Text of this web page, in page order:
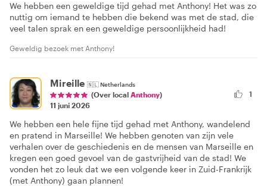
We hebben een geweldige tijd gehad met Anthony! Het was zo
nuttig om iemand te hebben die bekend was met de stad, die
veel talen sprak en een geweldige persoonlijkheid had!
Geweldig bezoek met Anthony!
Mireille 🇳🇱Netherlands
(Over local Anthony)
11 juni 2026
1
We hebben een hele fijne tijd gehad met Anthony, wandelend
en pratend in Marseille! We hebben genoten van zijn vele
verhalen over de geschiedenis en de mensen van Marseille en
kregen een goed gevoel van de gastvrijheid van de stad! We
vonden het zo leuk dat we een volgende keer in Zuid-Frankrijk
(met Anthony) gaan plannen!